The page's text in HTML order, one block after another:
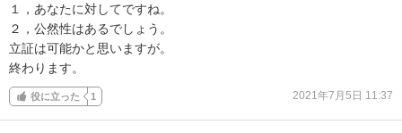
１，あなたに対してですね。
２，公然性はあるでしょう。
立証は可能かと思いますが。
終わります。
役に立った 1 2021年7月5日 11:37